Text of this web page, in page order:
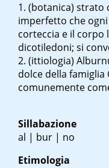
(botanica) strato
imperfetto che
corteccia e il corpo
dicotiledoni; si
(ittiologia)
dolce della
comunemente
Sillabazione
al | bur | no
Etimologia